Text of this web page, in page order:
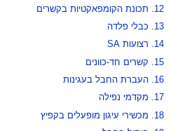
12. תכונת הקומפאקטיות בקשרים
13. כבלי פלדה
14. רצועות SA
15. קשרים חד-כוונים
16. העברת החבל בעגינות
17. מקדמי נפילה
18. מכשירי עיגון מופעלים בקפיץ